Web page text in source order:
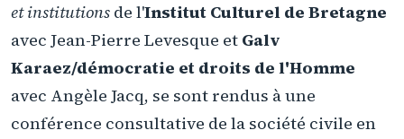
et institutions de l'Institut Culturel de Bretagne
avec Jean-Pierre Levesque et Galv
Karaez/démocratie et droits de l'Homme
avec Angèle Jacq, se sont rendus à une
conférence consultative de la société civile en